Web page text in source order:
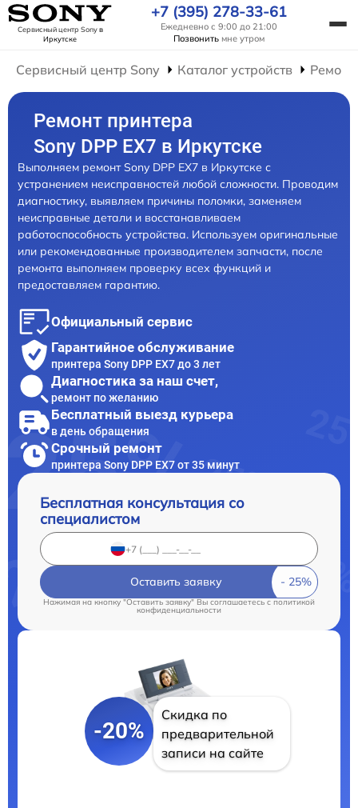
Сервисный центр Sonyв
Иркутске
+7 (395) 278-33-61
Ежедневно с 9:00 до 21:00
Позвонить мне утром
Сервисный центр Sony Каталог устройств
Ремонт принтера
Sony DPP EX7 в Иркутске
Выполняем ремонт Sony DPP EX7 в Иркутске с
устранением неисправностей любой сложности. Проводим
диагностику, выявляем причины поломки, заменяем
неисправные детали и восстанавливаем
работоспособность устройства. Используем оригинальные
или рекомендованные производителем запчасти, после
ремонта выполняем проверку всех функций и
предоставляем гарантию.
Официальный сервис
Гарантийное обслуживание
принтера Sony DPP EX7 до 3 лет
Диагностика за наш счет,
ремонт по желанию
Бесплатный выезд курьера
в день обращения
Срочный ремонт
принтера Sony DPP EX7 от 35 минут
Бесплатная консультация со
специалистом
Оставить заявку
Нажимая на кнопку "Оставить заявку" Вы соглашаетесь cполитикой
конфиденциальности
-20%
Скидка по
предварительной
записи на сайте